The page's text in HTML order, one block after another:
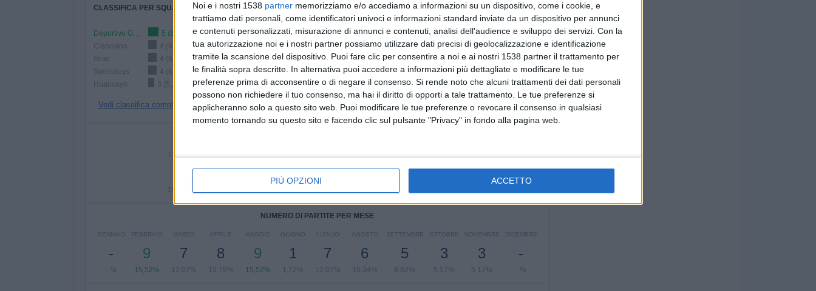
Noi e i nostri 1538 partner memorizziamo e/o accediamo a informazioni su un dispositivo, come i cookie, e
trattiamo dati personali, come identificatori univoci e informazioni standard inviate da un dispositivo per annunci
e contenuti personalizzati, misurazione di annunci e contenuti, analisi dell'audience e sviluppo dei servizi. Con la
tua autorizzazione noi e i nostri partner possiamo utilizzare dati precisi di geolocalizzazione e identificazione
tramite la scansione del dispositivo. Puoi fare clic per consentire a noi e ai nostri 1538 partner il trattamento per
le finalità sopra descritte. In alternativa puoi accedere a informazioni più dettagliate e modificare le tue
preferenze prima di acconsentire o di negare il consenso. Si rende noto che alcuni trattamenti dei dati personali
possono non richiedere il tuo consenso, ma hai il diritto di opporti a tale trattamento. Le tue preferenze si
applicheranno solo a questo sito web. Puoi modificare le tue preferenze o revocare il consenso in qualsiasi
momento tornando su questo sito e facendo clic sul pulsante "Privacy" in fondo alla pagina web.
PIÙ OPZIONI ACCETTO
CLASSIFICA PER SQUADRE
Deportivo Garcilaso
5 (8,62%)
Cienciano
4 (6,9%)
Grau
4 (6,9%)
Sport Boys
4 (6,9%)
Huancayo
3 (5,17%)
Vedi classifica completa
CLASSIFICA PER COMPETIZIONI
Liga 1 Peru
56 (96,55%)
Copa Sudamericana
2 (3,45%)
Vedi classifica completa
10,34%
4 2 2 5 20
34,48%
19
NUMERO DI PARTITE PER MESE
GENNAIO
-
- %
FEBBRAIO
9
15,52%
MARZO
7
12,07%
APRILE
8
13,79%
MAGGIO
9
15,52%
GIUGNO
1
1,72%
LUGLIO
7
12,07%
AGOSTO
6
10,34%
SETTEMBRE
5
8,62%
OTTOBRE
3
5,17%
NOVEMBRE
3
5,17%
DICEMBRE
-
- %